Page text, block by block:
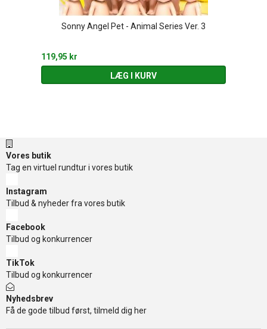
Sonny Angel Pet - Animal Series Ver. 3
119,95 kr
LÆG I KURV
Vores butik
Tag en virtuel rundtur i vores butik
Instagram
Tilbud & nyheder fra vores butik
Facebook
Tilbud og konkurrencer
TikTok
Tilbud og konkurrencer
Nyhedsbrev
Få de gode tilbud først, tilmeld dig her